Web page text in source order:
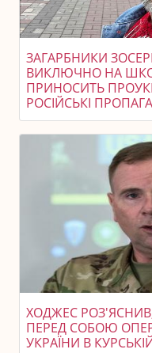
ЗАГАРБНИКИ
ВИКЛЮЧНО НА
ПРИНОСИТЬ
РОСІЙСЬКІ
ХОДЖЕС
ПЕРЕД СОБОЮ
УКРАЇНИ В